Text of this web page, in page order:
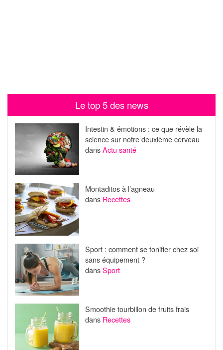
Le top 5 des news
Intestin & émotions : ce que révèle la
science sur notre deuxième cerveau
dansActu santé
Montaditos à l’agneau
dans Recettes
Sport : comment se tonifier chez soi
sans équipement ?
dansSport
Smoothie tourbillon de fruits frais
dans Recettes